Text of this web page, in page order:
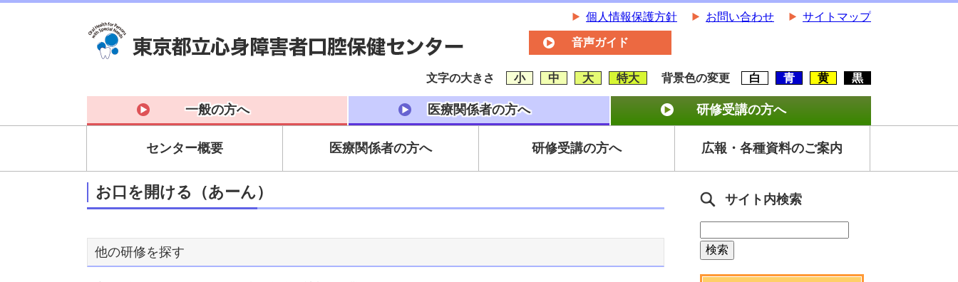
個人情報保護方針 お問い合わせ サイトマップ
音声ガイド
文字の大きさ 小 中 大 特大 背景色の変更 白 青 黄 黒
一般の方へ 医療関係者の方へ 研修受講の方へ
センター概要 医療関係者の方へ 研修受講の方へ 広報・各種資料のご案内
お口を開ける（あーん）
他の研修を探す
サイト内検索